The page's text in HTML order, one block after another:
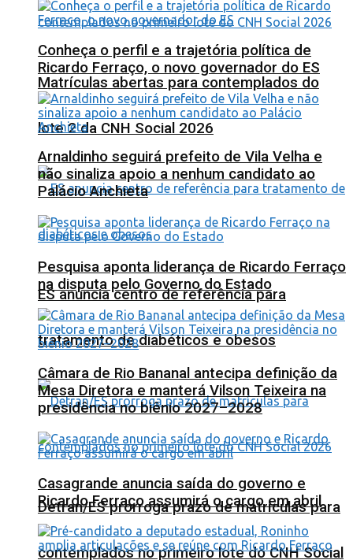
Matrículas abertas para contemplados do
lote 2 da CNH Social 2026
ES anuncia centro de referência para
tratamento de diabéticos e obesos
Detran/ES prorroga prazo de matrículas para
contemplados no primeiro lote do CNH Social
Conheça o perfil e a trajetória política de
Ricardo Ferraço, o novo governador do ES
Arnaldinho seguirá prefeito de Vila Velha e
não sinaliza apoio a nenhum candidato ao
Palácio Anchieta
Pesquisa aponta liderança de Ricardo Ferraço
na disputa pelo Governo do Estado
Câmara de Rio Bananal antecipa definição da
Mesa Diretora e manterá Vilson Teixeira na
presidência no biênio 2027–2028
Casagrande anuncia saída do governo e
Ricardo Ferraço assumirá o cargo em abril